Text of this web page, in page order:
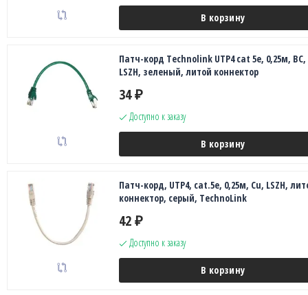
В корзину
Патч-корд Technolink UTP4 cat 5e, 0,25м, ВС,
LSZH, зеленый, литой коннектор
34 ₽
Доступно к заказу
В корзину
Патч-корд, UTP4, cat.5e, 0,25м, Сu, LSZH,
коннектор, серый, TechnoLink
42 ₽
Доступно к заказу
В корзину